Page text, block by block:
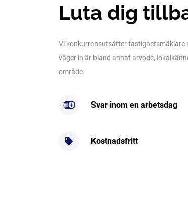
Luta dig
Vi konkurrensutsätter
väger in är bland annat arvode,
område.
Svar inom en arbetsdag
Kostnadsfritt